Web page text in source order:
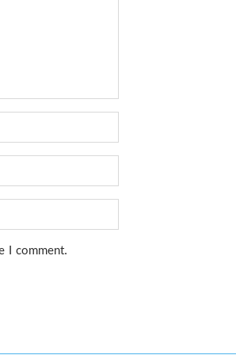
I comment.